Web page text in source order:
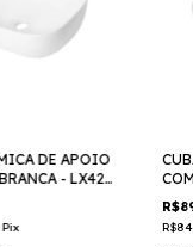
DE APOIO
- LX426
Pix